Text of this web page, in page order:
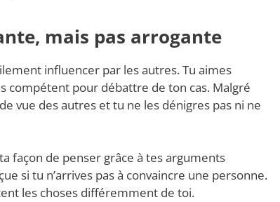
mais pas arrogante
influencer par les autres. Tu aimes
compétent pour débattre de ton cas. Malgré
vue des autres et tu ne les dénigres pas ni ne
façon de penser grâce à tes arguments
si tu n’arrives pas à convaincre une personne.
les choses différemment de toi.